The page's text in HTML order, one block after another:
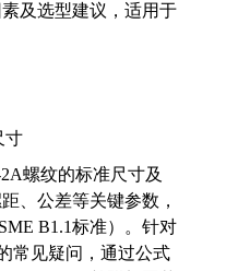
及选型建议，适用于
寸
螺纹的标准尺寸及
、公差等关键参数，
B1.1标准）。针对
常见疑问，通过公式